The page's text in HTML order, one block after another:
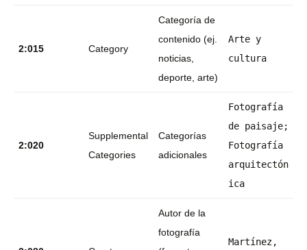
2:015 Category
Categoría de
contenido (ej.
noticias,
deporte, arte)
Arte y
cultura
2:020
Supplemental
Categories
Categorías
adicionales
Fotografía
de paisaje;
Fotografía
arquitectón
ica
Autor de la
fotografía
Martínez,